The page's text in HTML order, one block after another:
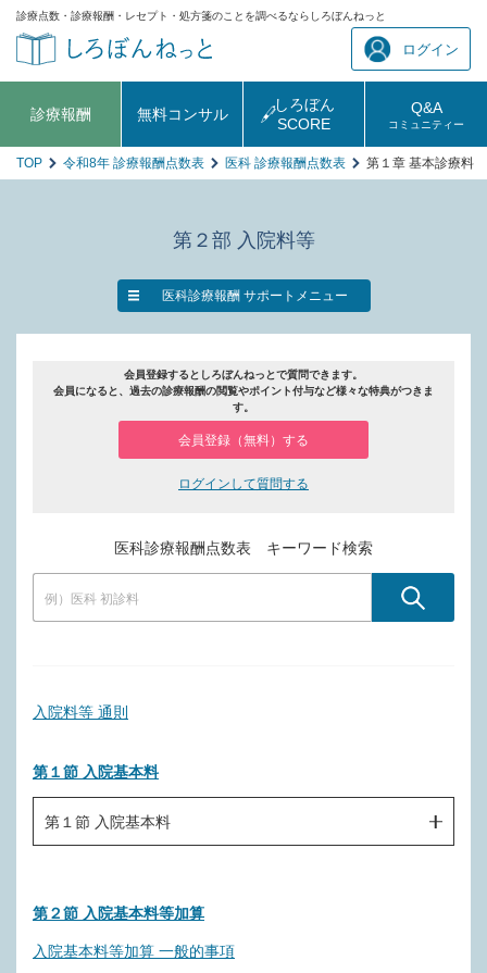
診療点数・診療報酬・レセプト・処方箋のことを調べるならしろぼんねっと
ログイン
診療報酬 無料コンサル
しろぼん
SCORE
Q&A
コミュニティー
TOP 令和8年 診療報酬点数表 医科 診療報酬点数表 第１章 基本診療料
第２部 入院料等
医科診療報酬 サポートメニュー
会員登録するとしろぼんねっとで質問できます。
会員になると、過去の診療報酬の閲覧やポイント付与など様々な特典がつきま
す。
会員登録（無料）する
ログインして質問する
医科診療報酬点数表 キーワード検索
入院料等 通則
第１節 入院基本料
第１節 入院基本料
Ａ１０１ 療養病棟入院基本料（１日につき）
Ａ１０２ 結核病棟入院基本料（１日につき）
第２節 入院基本料等加算
入院基本料等加算 一般的事項